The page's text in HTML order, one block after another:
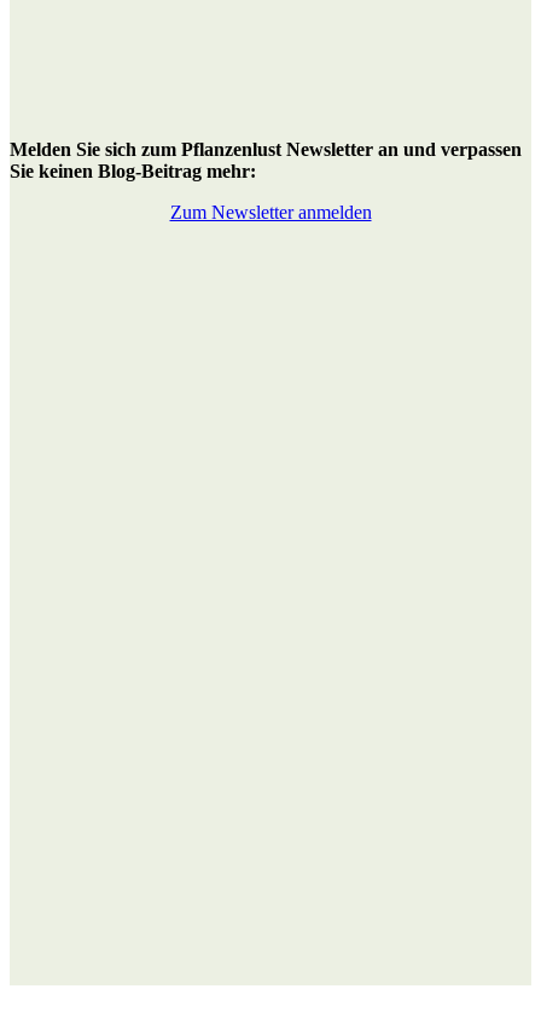
Melden Sie sich zum Pflanzenlust Newsletter an und verpassen
Sie keinen Blog-Beitrag mehr:
Zum Newsletter anmelden